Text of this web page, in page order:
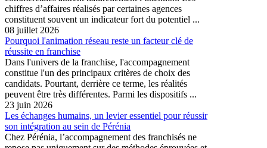
chiffres d’affaires réalisés par certaines agences
constituent souvent un indicateur fort du potentiel ...
08 juillet 2026
Pourquoi l'animation réseau reste un facteur clé de
réussite en franchise
Dans l'univers de la franchise, l'accompagnement
constitue l'un des principaux critères de choix des
candidats. Pourtant, derrière ce terme, les réalités
peuvent être très différentes. Parmi les dispositifs ...
23 juin 2026
Les échanges humains, un levier essentiel pour réussir
son intégration au sein de Pérénia
Chez Pérénia, l’accompagnement des franchisés ne